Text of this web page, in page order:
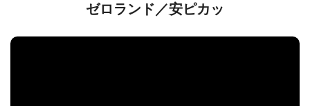
ゼロランド／安ピカッ